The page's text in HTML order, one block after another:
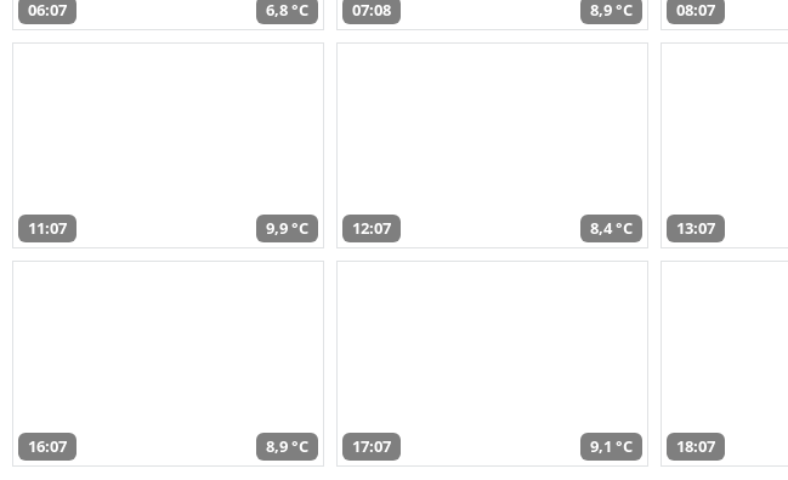
06:07 6,8 °C 07:08 8,9 °C 08:07
11:07 9,9 °C 12:07 8,4 °C 13:07
16:07 8,9 °C 17:07 9,1 °C 18:07